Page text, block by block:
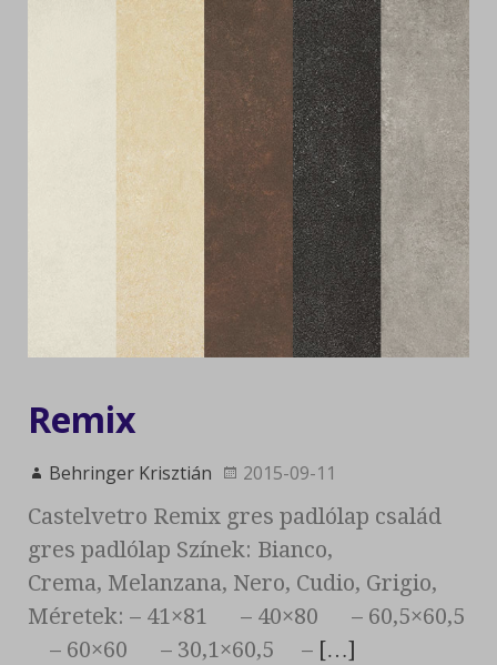
Remix
Behringer Krisztián 2015-09-11
Castelvetro Remix gres padlólap család
gres padlólap Színek: Bianco,
Crema, Melanzana, Nero, Cudio, Grigio,
Méretek: – 41×81 – 40×80 – 60,5×60,5
– 60×60 – 30,1×60,5 – […]